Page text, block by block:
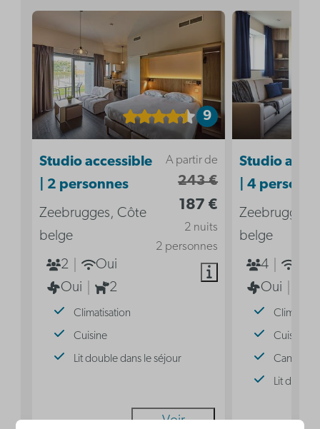
9
A partir de
243 €
187 €
2 nuits
2 personnes
Studio accessible
| 2 personnes
Zeebrugges, Côte
belge
2
Oui
Oui
2
Climatisation
Cuisine
Lit double dans le séjour
Voir
Studio
| 4
Zeebrugges,
belge
4
Oui
Cuisine
Canapé-
Lit